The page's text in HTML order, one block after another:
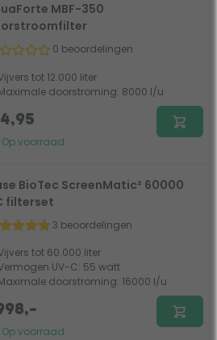
MBF-350
0 beoordelingen
tot 12.000 liter
doorstroming: 8000 l/u
Op voorraad
BioTec ScreenMatic² 60000
filterset
3 beoordelingen
tot 60.000 liter
UV-C: 55 watt
doorstroming: 16000 l/u
Op voorraad